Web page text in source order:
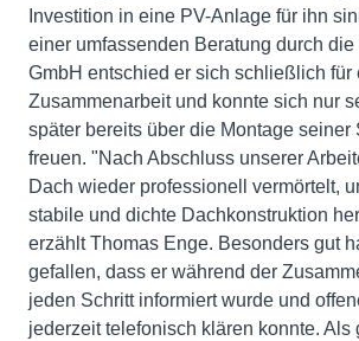
Investition in eine PV-Anlage für ihn
einer umfassenden Beratung durch
GmbH entschied er sich schließlich für
Zusammenarbeit und konnte sich nur
später bereits über die Montage seiner
freuen. "Nach Abschluss unserer
Dach wieder professionell vermörtelt,
stabile und dichte Dachkonstruktion
erzählt Thomas Enge. Besonders gut
gefallen, dass er während der
jeden Schritt informiert wurde und
jederzeit telefonisch klären konnte. Als